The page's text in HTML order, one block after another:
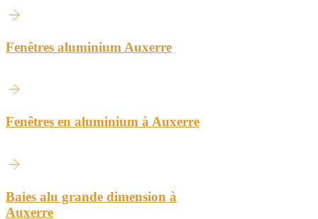
Fenêtres aluminium Auxerre
Fenêtres en aluminium à Auxerre
Baies alu grande dimension à
Auxerre